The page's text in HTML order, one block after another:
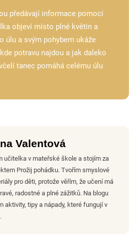
předávají informace pomocí
objeví místo plné květin a
úlu a svým pohybem ukáže
potravu najdou a jak daleko
tanec pomáhá celému úlu
Valentová
učitelka v mateřské škole a stojím za
Prožij pohádku. Tvořím smyslové
pro děti, protože věřím, že učení má
radostné a plné zážitků. Na blogu
aktivity, tipy a nápady, které fungují v